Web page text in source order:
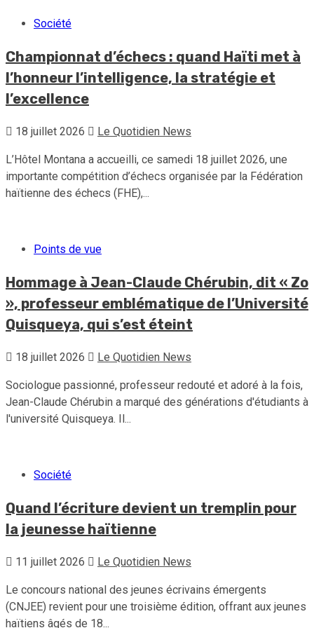
Société
Championnat d’échecs : quand Haïti met à
l’honneur l’intelligence, la stratégie et
l’excellence
18 juillet 2026 Le Quotidien News
L’Hôtel Montana a accueilli, ce samedi 18 juillet 2026, une
importante compétition d’échecs organisée par la Fédération
haïtienne des échecs (FHE),...
Points de vue
Hommage à Jean-Claude Chérubin, dit « Zo
», professeur emblématique de l’Université
Quisqueya, qui s’est éteint
18 juillet 2026 Le Quotidien News
Sociologue passionné, professeur redouté et adoré à la fois,
Jean-Claude Chérubin a marqué des générations d'étudiants à
l'université Quisqueya. Il...
Société
Quand l’écriture devient un tremplin pour
la jeunesse haïtienne
11 juillet 2026 Le Quotidien News
Le concours national des jeunes écrivains émergents
(CNJEE) revient pour une troisième édition, offrant aux jeunes
haïtiens âgés de 18...